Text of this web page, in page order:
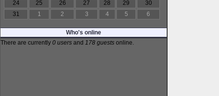
24
25 26 27 28 29
30
31
1 2 3 4 5 6
Who's online
There are currently 0 users and 178 guests online.